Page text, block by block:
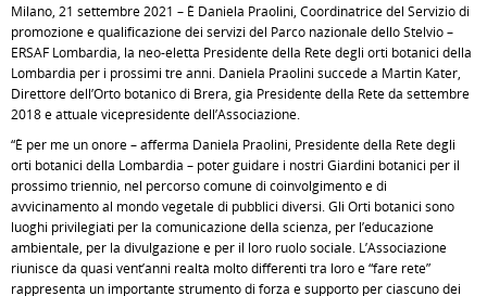
Milano, 21 settembre 2021 – È Daniela Praolini, Coordinatrice del Servizio di
promozione e qualificazione dei servizi del Parco nazionale dello Stelvio –
ERSAF Lombardia, la neo-eletta Presidente della Rete degli orti botanici della
Lombardia per i prossimi tre anni. Daniela Praolini succede a Martin Kater,
Direttore dell’Orto botanico di Brera, già Presidente della Rete da settembre
2018 e attuale vicepresidente dell’Associazione.
“È per me un onore – afferma Daniela Praolini, Presidente della Rete degli
orti botanici della Lombardia – poter guidare i nostri Giardini botanici per il
prossimo triennio, nel percorso comune di coinvolgimento e di
avvicinamento al mondo vegetale di pubblici diversi. Gli Orti botanici sono
luoghi privilegiati per la comunicazione della scienza, per l’educazione
ambientale, per la divulgazione e per il loro ruolo sociale. L’Associazione
riunisce da quasi vent’anni realtà molto differenti tra loro e “fare rete”
rappresenta un importante strumento di forza e supporto per ciascuno dei